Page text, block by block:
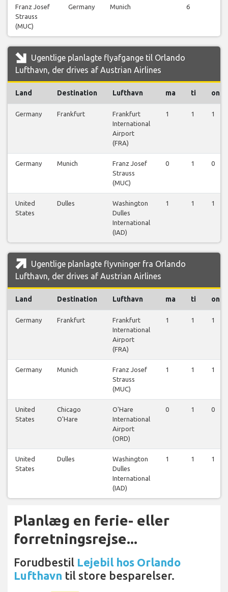
Franz Josef
Strauss
(MUC)
Germany Munich
6
Ugentlige planlagte flyafgange til Orlando
Lufthavn, der drives af Austrian Airlines
Land Destination Lufthavn ma ti on
Germany Frankfurt
Frankfurt
International
Airport
(FRA)
1 1 1
Germany Munich
Franz Josef
Strauss
(MUC)
0 1 0
United
States
Dulles
Washington
Dulles
International
(IAD)
1 1 1
Ugentlige planlagte flyvninger fra Orlando
Lufthavn, der drives af Austrian Airlines
Land Destination Lufthavn ma ti on
Germany Frankfurt
Frankfurt
International
Airport
(FRA)
1 1 1
Germany Munich
Franz Josef
Strauss
(MUC)
1 1 1
United
States
Chicago
O'Hare
O'Hare
International
Airport
(ORD)
0 1 0
United
States
Dulles
Washington
Dulles
International
(IAD)
1 1 1
Planlæg en ferie- eller
forretningsrejse...
Forudbestil Lejebil hos Orlando
Lufthavn til store besparelser.